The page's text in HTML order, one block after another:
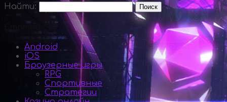
Найти:
Android
iOS
Браузерные игры
RPG
Спортивные
Стратегии